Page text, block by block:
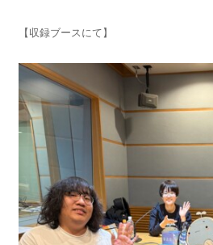
【収録ブースにて】